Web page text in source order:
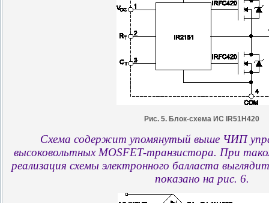
Рис. 5. Блок-схема ИС IR51H420
Схема содержит упомянутый выше ЧИП
высоковольтных MOSFET-транзистора. При
реализация схемы электронного балласта
показано на рис. 6.